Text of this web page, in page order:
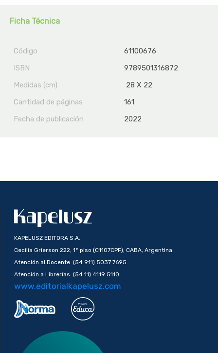
Ficha Técnica
Código
61100676
ISBN
9789501316872
Medidas (cm)
28 X 22
Cantidad de páginas
161
Fecha de publicación
2022
KAPELUSZ EDITORA S.A.
Cecilia Grierson 222, 1° piso (C1107CPF), CABA, Argentina
Atención al Docente: (54 911) 5037 7695
Atención a Librerías: (54 11) 4119 5110
www.editorialkapelusz.com